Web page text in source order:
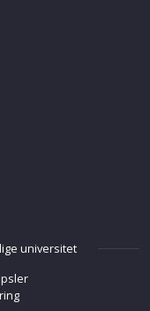
universitet